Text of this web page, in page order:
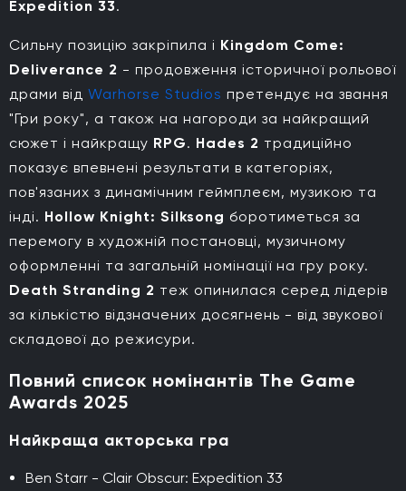
Expedition 33.
Сильну позицію закріпила і Kingdom Come:
Deliverance 2 - продовження історичної рольової
драми від Warhorse Studios претендує на звання
"Гри року", а також на нагороди за найкращий
сюжет і найкращу RPG. Hades 2 традиційно
показує впевнені результати в категоріях,
пов'язаних з динамічним геймплеєм, музикою та
інді. Hollow Knight: Silksong боротиметься за
перемогу в художній постановці, музичному
оформленні та загальній номінації на гру року.
Death Stranding 2 теж опинилася серед лідерів
за кількістю відзначених досягнень - від звукової
складової до режисури.
Повний список номінантів The Game
Awards 2025
Найкраща акторська гра
Ben Starr - Clair Obscur: Expedition 33